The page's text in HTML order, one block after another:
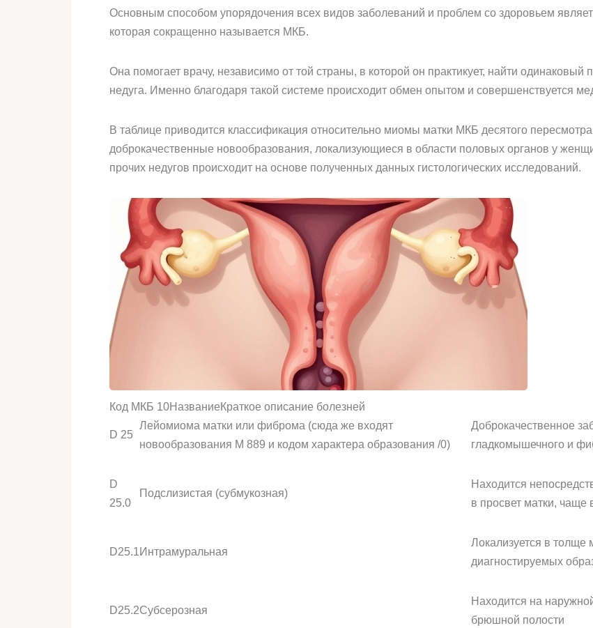
Основным способом упорядочения всех видов заболеваний и проблем со здоровьем
которая сокращенно называется МКБ.
Она помогает врачу, независимо от той страны, в которой он практикует, найти одинаковый
недуга. Именно благодаря такой системе происходит обмен опытом и совершенствуется
В таблице приводится классификация относительно миомы матки МКБ десятого
доброкачественные новообразования, локализующиеся в области половых органов у
прочих недугов происходит на основе полученных данных гистологических исследований.
Код МКБ 10НазваниеКраткое описание болезней
D 25
Лейомиома матки или фиброма (сюда же входят
новообразования М 889 и кодом характера образования /0)
Доброкачественное
гладкомышечного и
D
25.0
Подслизистая (субмукозная)
Находится
в просвет матки, чаще
D25.1Интрамуральная
Локализуется в толще
диагностируемых
D25.2Субсерозная
Находится на
брюшной полости